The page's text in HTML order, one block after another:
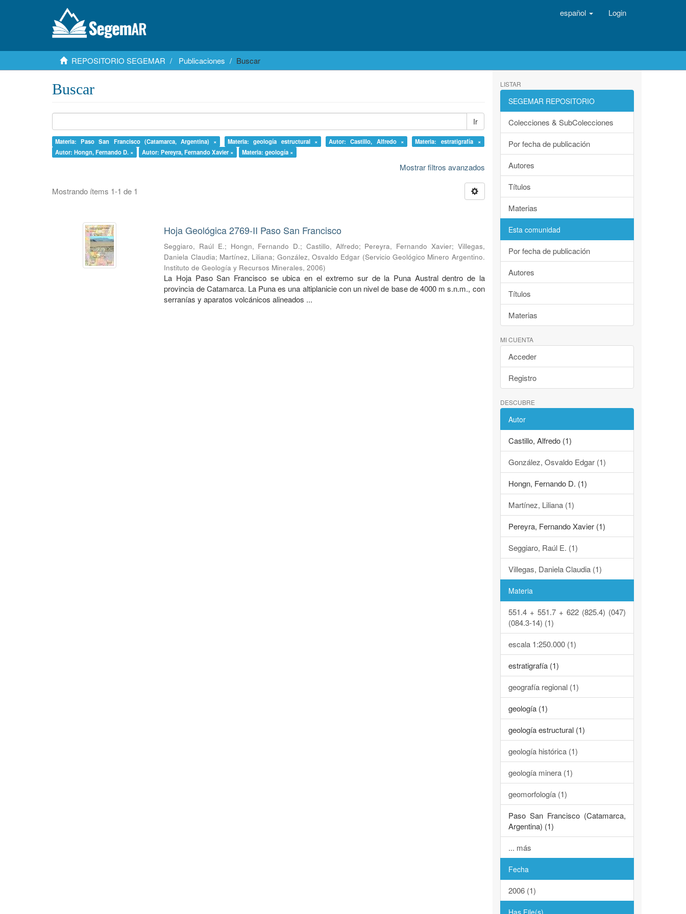
español Login
REPOSITORIO SEGEMAR Publicaciones Buscar
Buscar
Ir
Materia: Paso San Francisco (Catamarca, Argentina) × Materia: geología estructural × Autor: Castillo, Alfredo ×
Materia: estratigrafía ×
Autor: Hongn, Fernando D. ×
Autor: Pereyra, Fernando Xavier × Materia: geología ×
Mostrar filtros avanzados
Mostrando ítems 1-1 de 1
Hoja Geológica 2769-II Paso San Francisco
Seggiaro, Raúl E.; Hongn, Fernando D.; Castillo, Alfredo; Pereyra, Fernando Xavier; Villegas,
Daniela Claudia; Martínez, Liliana; González, Osvaldo Edgar (Servicio Geológico Minero Argentino.
Instituto de Geología y Recursos Minerales,2006)
La Hoja Paso San Francisco se ubica en el extremo sur de la Puna Austral dentro de la
provincia de Catamarca. La Puna es una altiplanicie con un nivel de base de 4000 m s.n.m., con
serranías y aparatos volcánicos alineados ...
LISTAR
SEGEMAR REPOSITORIO
Colecciones & SubColecciones
Por fecha de publicación
Autores
Títulos
Materias
Esta comunidad
Por fecha de publicación
Autores
Títulos
Materias
MI CUENTA
Acceder
Registro
DESCUBRE
Autor
Castillo, Alfredo (1)
González, Osvaldo Edgar (1)
Hongn, Fernando D. (1)
Martínez, Liliana (1)
Pereyra, Fernando Xavier (1)
Seggiaro, Raúl E. (1)
Villegas, Daniela Claudia (1)
Materia
551.4 + 551.7 + 622 (825.4) (047)
(084.3-14) (1)
escala 1:250.000 (1)
estratigrafía (1)
geografía regional (1)
geología (1)
geología estructural (1)
geología histórica (1)
geología minera (1)
geomorfología (1)
Paso San Francisco (Catamarca,
Argentina) (1)
... más
Fecha
2006 (1)
Has File(s)